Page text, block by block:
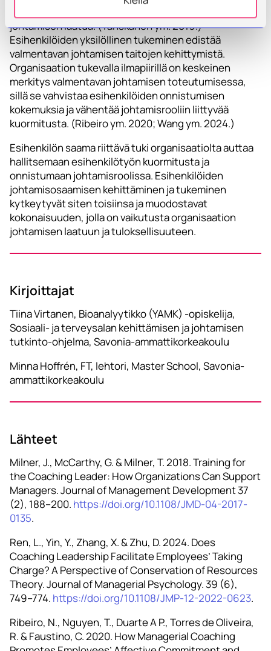
johtamisen laatua. (Tanskanen ym. 2019.)
Esihenkilöiden yksilöllinen tukeminen edistää
valmentavan johtamisen taitojen kehittymistä.
Organisaation tukevalla ilmapiirillä on keskeinen
merkitys valmentavan johtamisen toteutumisessa,
sillä se vahvistaa esihenkilöiden onnistumisen
kokemuksia ja vähentää johtamisrooliin liittyvää
kuormitusta. (Ribeiro ym. 2020; Wang ym. 2024.)
Esihenkilön saama riittävä tuki organisaatiolta auttaa
hallitsemaan esihenkilötyön kuormitusta ja
onnistumaan johtamisroolissa. Esihenkilöiden
johtamisosaamisen kehittäminen ja tukeminen
kytkeytyvät siten toisiinsa ja muodostavat
kokonaisuuden, jolla on vaikutusta organisaation
johtamisen laatuun ja tuloksellisuuteen.
Kirjoittajat
Tiina Virtanen, Bioanalyytikko (YAMK) -opiskelija,
Sosiaali- ja terveysalan kehittämisen ja johtamisen
tutkinto-ohjelma, Savonia-ammattikorkeakoulu
Minna Hoffrén, FT, lehtori, Master School, Savonia-
ammattikorkeakoulu
Lähteet
Milner, J., McCarthy, G. & Milner, T. 2018. Training for
the Coaching Leader: How Organizations Can Support
Managers. Journal of Management Development 37
(2), 188–200. https://doi.org/10.1108/JMD-04-2017-
0135.
Ren, L., Yin, Y., Zhang, X. & Zhu, D. 2024. Does
Coaching Leadership Facilitate Employees’ Taking
Charge? A Perspective of Conservation of Resources
Theory. Journal of Managerial Psychology. 39 (6),
749–774. https://doi.org/10.1108/JMP-12-2022-0623.
Ribeiro, N., Nguyen, T., Duarte A P., Torres de Oliveira,
R. & Faustino, C. 2020. How Managerial Coaching